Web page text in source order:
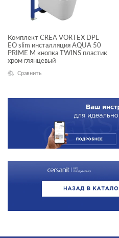
Комплект CREA VORTEX DPL
EO slim инсталляция AQUA 50
PRIME M кнопка TWINS пластик
хром глянцевый
Сравнить